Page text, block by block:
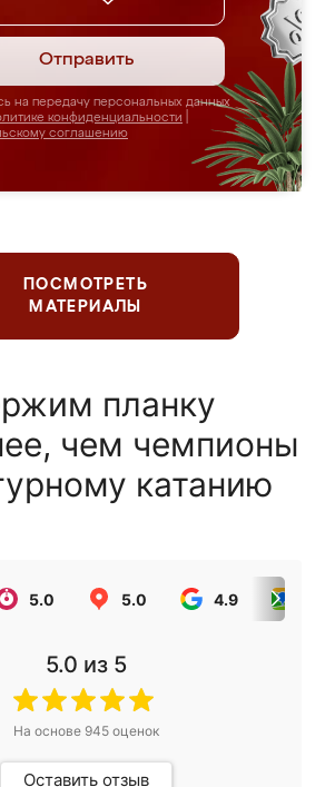
Отправить
на передачу персональных данных
конфиденциальности
соглашению
ПОСМОТРЕТЬ
МАТЕРИАЛЫ
планку
чем чемпионы
катанию
5.0 5.0 4.9
5.0 из 5
На основе 945оценок
Оставить отзыв